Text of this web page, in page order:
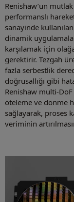
Renishaw’un
performanslı
sanayinde
dinamik
karşılamak için
gerektirir. Tezgah
fazla serbestlik
doğrusallığı gibi
Renishaw multi-
öteleme ve dönme
sağlayarak, proses
veriminin